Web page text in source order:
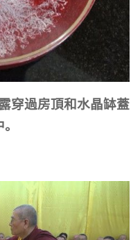
穿過房頂和水晶缽蓋